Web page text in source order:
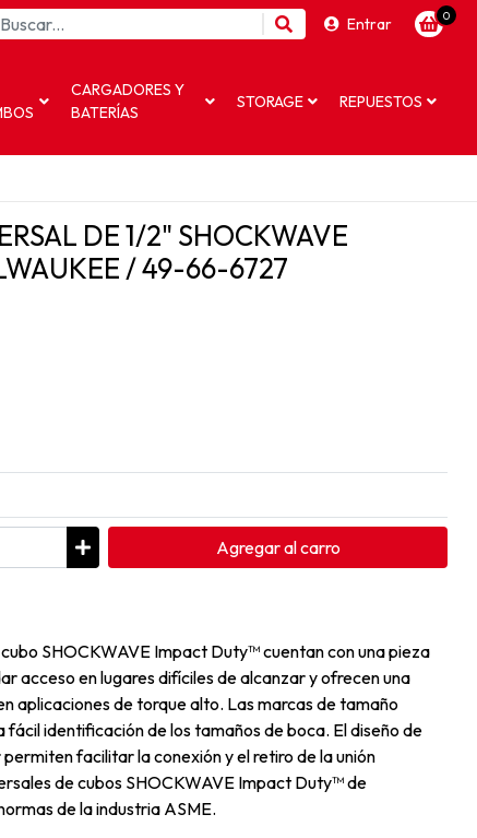
Entrar 0
CARGADORES Y
BATERÍAS
STORAGE REPUESTOS
DE 1/2" SHOCKWAVE
/ 49-66-6727
Agregaral carro
SHOCKWAVE Impact Duty™ cuentan con una pieza
acceso en lugares difíciles de alcanzar y ofrecen una
aplicaciones de torque alto. Las marcas de tamaño
identificación de los tamaños de boca. El diseño de
facilitar la conexión y el retiro de la unión
de cubos SHOCKWAVE Impact Duty™ de
de la industria ASME.